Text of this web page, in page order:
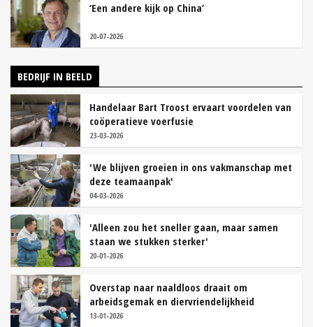
‘Een andere kijk op China’
20-07-2026
BEDRIJF IN BEELD
Handelaar Bart Troost ervaart voordelen van
coöperatieve voerfusie
23-03-2026
'We blijven groeien in ons vakmanschap met
deze teamaanpak'
04-03-2026
'Alleen zou het sneller gaan, maar samen
staan we stukken sterker'
20-01-2026
Overstap naar naaldloos draait om
arbeidsgemak en diervriendelijkheid
13-01-2026